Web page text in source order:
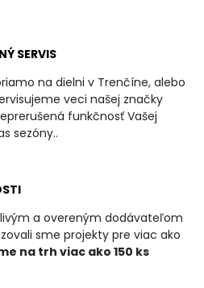
SERVIS
na dielni v Trenčíne, alebo
veci našej značky
funkčnosť Vašej
sezóny..
a overeným dodávateľom
sme projekty pre viac ako
na trh viac ako 150 ks